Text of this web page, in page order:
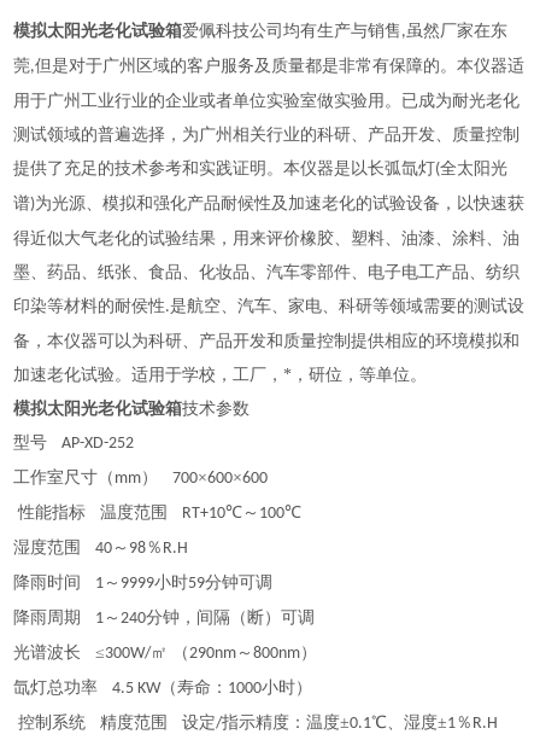
模拟太阳光老化试验箱爱佩科技公司均有生产与销售 ,虽然厂家在东
莞,但是对于广州区域的客户服务及质量都是非常有保障的。本仪器适
用于广州工业行业的企业或者单位实验室做实验用。已成为耐光老化
测试领域的普遍选择，为广州相关行业的科研、产品开发、质量控制
提供了充足的技术参考和实践证明。本仪器是以长弧氙灯(全太阳光
谱)为光源、模拟和强化产品耐候性及加速老化的试验设备，以快速获
得近似大气老化的试验结果，用来评价橡胶、塑料、油漆、涂料、油
墨、药品、纸张、食品、化妆品、汽车零部件、电子电工产品、纺织
印染等材料的耐侯性.是航空、汽车、家电、科研等领域需要的测试设
备，本仪器可以为科研、产品开发和质量控制提供相应的环境模拟和
加速老化试验。适用于学校，工厂，*，研位，等单位。
模拟太阳光老化试验箱技术参数
型号
AP-XD-252
工作室尺寸（ mm）700×600×600
性能指标
温度范围 RT+10℃～ 100℃
湿度范围
40 ～ 98％ R.H
降雨时间
1 ～ 9999小时59分钟可调
降雨周期
1 ～240分钟，间隔（断）可调
光谱波长
≤300W/㎡ （290nm ～800nm）
氙灯总功率
4.5 KW（寿命： 1000小时）
控制系统
精度范围 设定/指示精度：温度±0.1℃、湿度±1％ R.H